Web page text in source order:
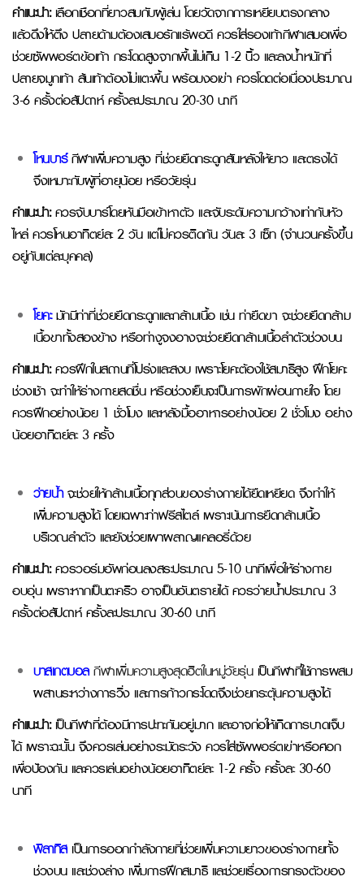
คำแนะนำ:เลือกเชือกที่ยาวสมกับผู้เล่น โดยวัดจากการเหยียบตรงกลาง
แล้วดึงให้ตึง ปลายด้ามต้องเสมอรักแร้พอดี ควรใส่รองเท้ากีฬาเสมอเพื่อ
ช่วยซัพพอร์ตข้อเท้า กระโดดสูงจากพื้นไม่เกิน 1-2 นิ้ว และลงน้ำหนักที่
ปลายจมูกเท้า ส้นเท้าต้องไม่แตะพื้น พร้อมงอเข่า ควรโดดต่อเนื่องประมาณ
3-6 ครั้งต่อสัปดาห์ ครั้งละประมาณ 20-30 นาที
โหนบาร์ กีฬาเพิ่มความสูง ที่ช่วยยืดกระดูกสันหลังให้ยาว และตรงได้
จึงเหมาะกับผู้ที่อายุน้อย หรือวัยรุ่น
คำแนะนำ:ควรจับบาร์โดยหันมือเข้าหาตัว และจับระดับความกว้างเท่ากับหัว
ไหล่ ควรโหนอาทิตย์ละ 2 วัน แต่ไม่ควรติดกัน วันละ 3 เซ็ท (จำนวนครั้งขึ้น
อยู่กับแต่ละบุคคล)
โยคะมักมีท่าที่ช่วยยืดกระดูกและกล้ามเนื้อ เช่น ท่ายืดขา จะช่วยยืดกล้าม
เนื้อขาทั้งสองข้าง หรือท่างูจงอางจะช่วยยืดกล้ามเนื้อลำตัวช่วงบน
คำแนะนำ:ควรฝึกในสถานที่โปร่งและสงบ เพราะโยคะต้องใช้สมาธิสูง ฝึกโยคะ
ช่วงเช้า จะทำให้ร่างกายสดชื่น หรือช่วงเย็นจะเป็นการพักผ่อนกายใจ โดย
ควรฝึกอย่างน้อย 1 ชั่วโมง และหลังมื้ออาหารอย่างน้อย 2 ชั่วโมง อย่าง
น้อยอาทิตย์ละ 3 ครั้ง
ว่ายน้ำ จะช่วยให้กล้ามเนื้อทุกส่วนของร่างกายได้ยืดเหยียด จึงทำให้
เพิ่มความสูงได้ โดยเฉพาะท่าฟรีสไตล์ เพราะเน้นการยืดกล้ามเนื้อ
บริเวณลำตัว และยังช่วยเผาผลาญแคลอรี่ด้วย
คำแนะนำ:ควรวอร์มอัพก่อนลงสระประมาณ 5-10 นาทีเพื่อให้ร่างกาย
อบอุ่น เพราะหากเป็นตะคริวอาจเป็นอันตรายได้ ควรว่ายน้ำประมาณ 3
ครั้งต่อสัปดาห์ ครั้งละประมาณ 30-60 นาที
บาสเกตบอลกีฬาเพิ่มความสูงสุดฮิตในหมู่วัยรุ่น เป็นกีฬาที่ใช้การผสม
ผสานระหว่างการวิ่ง และการก้าวกระโดดจึงช่วยกระตุ้นความสูงได้
คำแนะนำ:เป็นกีฬาที่ต้องมีการปะทะกันอยู่มาก และอาจก่อให้เกิดการบาดเจ็บ
ได้ เพราะฉะนั้น จึงควรเล่นอย่างระมัดระวัง ควรใส่ซัพพอร์ตเข่าหรือศอก
เพื่อป้องกัน และควรเล่นอย่างน้อยอาทิตย์ละ 1-2 ครั้ง ครั้งละ 30-60
นาที
พิลาทิส เป็นการออกกำลังกายที่ช่วยเพิ่มความยาวของร่างกายทั้ง
ช่วงบน และช่วงล่าง เพิ่มการฝึกสมาธิ และช่วยเรื่องการทรงตัวของ